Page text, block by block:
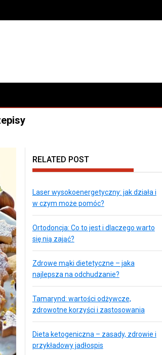
RELATED POST
Laser wysokoenergetyczny: jak działa i
w czym może pomóc?
Ortodoncja: Co to jest i dlaczego warto
się nią zająć?
Zdrowe mąki dietetyczne – jaka
najlepsza na odchudzanie?
Tamarynd: wartości odżywcze,
zdrowotne korzyści i zastosowania
Dieta ketogeniczna – zasady, zdrowie i
przykładowy jadłospis